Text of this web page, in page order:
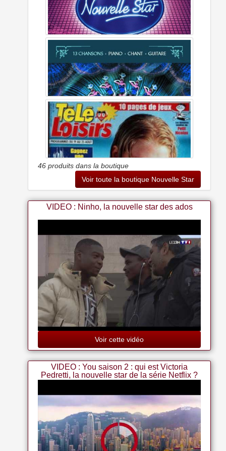
Plox Haut-parleur Bluetooth Star Wars Death Star Bt Flottant
Étoile De La Mort Rotatif Produit Officiel Star Wars
Nouvelle Star - Les Indispensables
Tele Loisirs [no 1068] Du 14/08/2006 - La Nouvelle Star -
Les Coulisses - Lost - Emilie De Ravin.
46 produits dans la boutique
Voir toute la boutique Nouvelle Star
VIDEO : Ninho, la nouvelle star des ados
Voir cette vidéo
VIDEO : You saison 2 : qui est Victoria
Pedretti, la nouvelle star de la série Netflix ?